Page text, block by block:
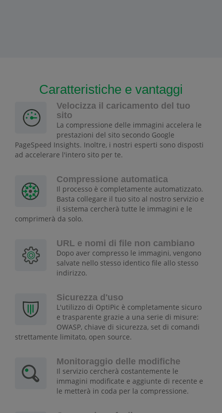
Caratteristiche e vantaggi
Velocizza il caricamento del tuo
sito
La compressione delle immagini accelera le
prestazioni del sito secondo Google
PageSpeed Insights. Inoltre, i nostri esperti sono disposti
ad accelerare l'intero sito per te.
Compressione automatica
Il processo è completamente automatizzato.
Basta collegare il tuo sito al nostro servizio e
il sistema cercherà tutte le immagini e le
comprimerà da solo.
URL e nomi di file non cambiano
Dopo aver compresso le immagini, vengono
salvate nello stesso identico file allo stesso
indirizzo.
Sicurezza d'uso
L'utilizzo di OptiPic è completamente sicuro
e trasparente grazie a una serie di misure:
OWASP, chiave di sicurezza, set di comandi
strettamente limitato, open source.
Monitoraggio delle modifiche
Il servizio cercherà costantemente le
immagini modificate e aggiunte di recente e
le metterà in coda per la compressione.